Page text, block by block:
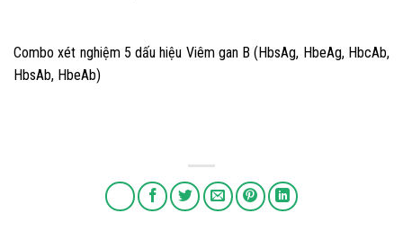
Combo xét nghiệm 5 dấu hiệu Viêm gan B (HbsAg, HbeAg, HbcAb,
HbsAb, HbeAb)